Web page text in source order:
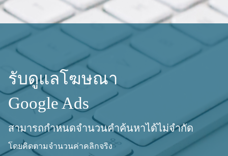
รับดูแลโฆษณา
Google Ads
สามารถกำหนดจำนวนคำค้นหาได้ไม่จำกัด
โดยคิดตามจำนวนค่าคลิกจริง